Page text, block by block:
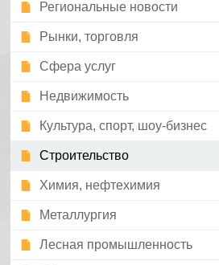
Региональные новости
Рынки, торговля
Сфера услуг
Недвижимость
Культура, спорт, шоу-бизнес
Строительство
Химия, нефтехимия
Металлургия
Лесная промышленность